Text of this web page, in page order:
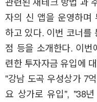
자의 신 앱을 운영하며
하고 있다. 이번 코너를
점 등을 소개한다. 이
련한 투자자금 유입에
"강남 도곡 우성상가 7
요 상가로 유입", "38